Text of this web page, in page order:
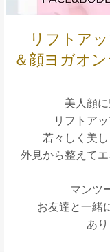
リフトア
＆顔ヨガオ
美人顔に
リフトアッ
若々しく美
外見から整えてエ
マンツ
お友達と一緒
あり